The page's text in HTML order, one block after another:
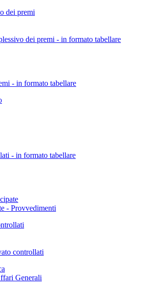
dei premi
dei premi - in formato tabellare
- in formato tabellare
- in formato tabellare
- Provvedimenti
controllati
Generali